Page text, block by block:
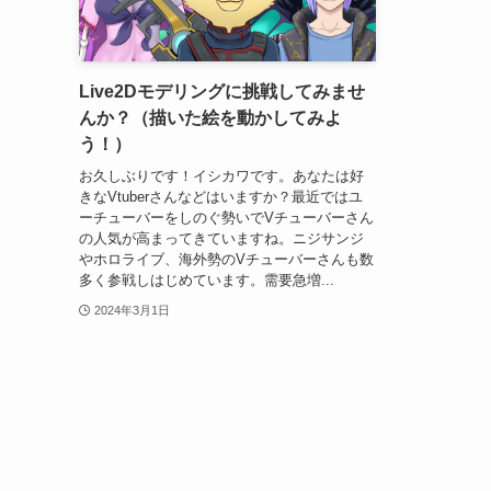
Live2Dモデリングに挑戦してみませ
んか？（描いた絵を動かしてみよ
う！）
お久しぶりです！イシカワです。あなたは好
きなVtuberさんなどはいますか？最近ではユ
ーチューバーをしのぐ勢いでVチューバーさん
の人気が高まってきていますね。ニジサンジ
やホロライブ、海外勢のVチューバーさんも数
多く参戦しはじめています。需要急増...
2024年3月1日